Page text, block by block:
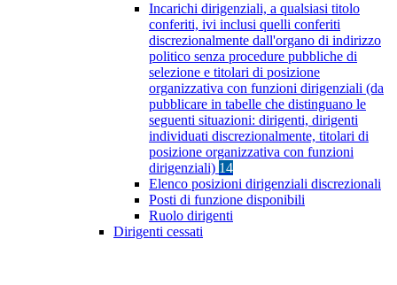
Incarichi dirigenziali, a qualsiasi titolo
conferiti, ivi inclusi quelli conferiti
discrezionalmente dall'organo di indirizzo
politico senza procedure pubbliche di
selezione e titolari di posizione
organizzativa con funzioni dirigenziali (da
pubblicare in tabelle che distinguano le
seguenti situazioni: dirigenti, dirigenti
individuati discrezionalmente, titolari di
posizione organizzativa con funzioni
dirigenziali) 14
Elenco posizioni dirigenziali discrezionali
Posti di funzione disponibili
Ruolo dirigenti
Dirigenti cessati